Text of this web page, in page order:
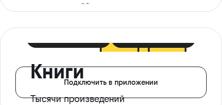
ограничений*
Книги
Тысячи произведений
Подключить в приложении